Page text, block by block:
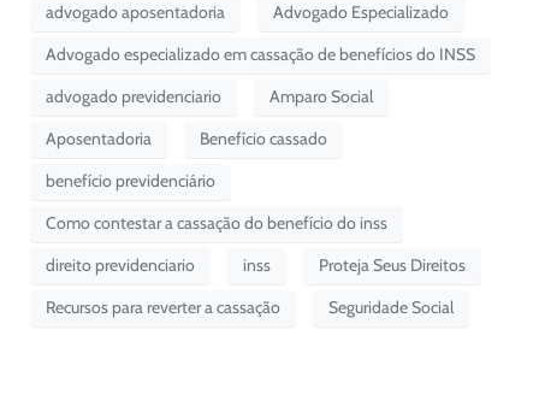
advogado aposentadoria
Advogado Especializado
Advogado especializado em cassação de benefícios do INSS
advogado previdenciario
Amparo Social
Aposentadoria
Benefício cassado
benefício previdenciário
Como contestar a cassação do benefício do inss
direito previdenciario
inss
Proteja Seus Direitos
Recursos para reverter a cassação
Seguridade Social